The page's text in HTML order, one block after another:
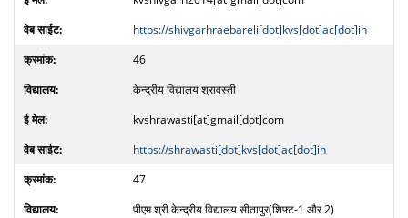
https://shivgarhraebareli[dot]kvs[dot]ac[dot]in
46
केन्द्रीय विद्यालय श्रावस्ती
kvshrawasti[at]gmail[dot]com
https://shrawasti[dot]kvs[dot]ac[dot]in
47
पीएम श्री केन्द्रीय विद्यालय सीतापुर(शिफ्ट-1 और 2)